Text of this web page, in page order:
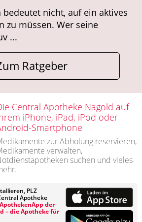
nicht, auf ein aktives
zu müssen. Wer seine
...
Ratgeber
Central Apotheke Nagold auf
iPhone, iPad, iPod oder
Smartphone
zur Abholung reservieren,
verwalten,
suchen und vieles
PLZ
Apotheke
der
– die Apotheke für